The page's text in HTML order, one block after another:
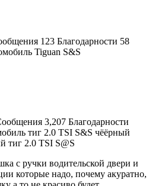
123 Благодарности 58
Tiguan S&S
3,207 Благодарности
тиг 2.0 TSI S&S чёёрный
тиг 2.0 TSI S@S
с ручки водительской двери и
которые надо, почему акуратно,